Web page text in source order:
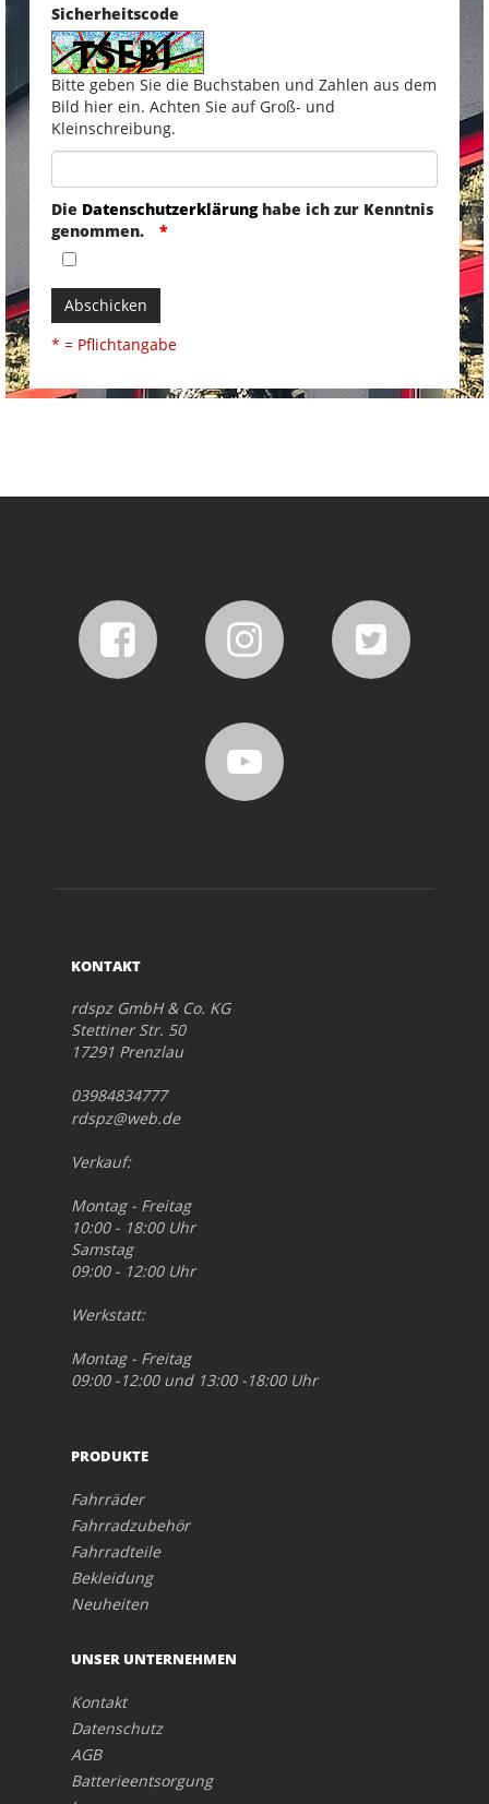
Sicherheitscode
Bitte geben Sie die Buchstaben und Zahlen aus dem
Bild hier ein. Achten Sie auf Groß- und
Kleinschreibung.
Die Datenschutzerklärunghabe ich zur Kenntnis
genommen.
Abschicken
* = Pflichtangabe
KONTAKT
rdspz GmbH & Co. KG
Stettiner Str. 50
17291 Prenzlau
03984834777
rdspz@web.de
Verkauf:
Montag - Freitag
10:00 - 18:00 Uhr
Samstag
09:00 - 12:00 Uhr
Werkstatt:
Montag - Freitag
09:00 -12:00 und 13:00 -18:00 Uhr
PRODUKTE
Fahrräder
Fahrradzubehör
Fahrradteile
Bekleidung
Neuheiten
UNSER UNTERNEHMEN
Kontakt
Datenschutz
AGB
Batterieentsorgung